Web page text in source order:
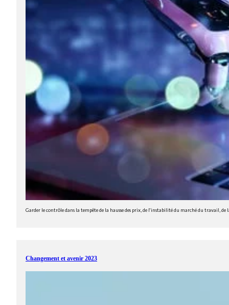
Garder le contrôle dans la tempête de la hausse des prix, de l'instabilité du marché du travail, de
Changement et avenir 2023